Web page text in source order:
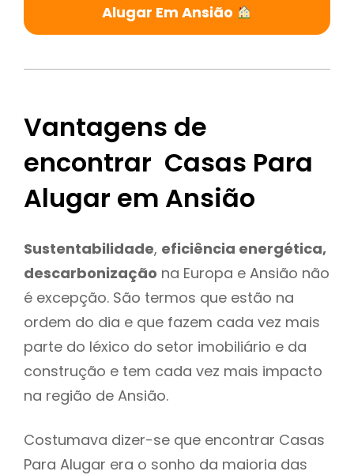
Alugar Em Ansião
Vantagens de
encontrar Casas Para
Alugar em Ansião
Sustentabilidade, eficiência energética,
descarbonização na Europa e Ansião não
é excepção. São termos que estão na
ordem do dia e que fazem cada vez mais
parte do léxico do setor imobiliário e da
construção e tem cada vez mais impacto
na região de Ansião.
Costumava dizer-se que encontrar Casas
Para Alugar era o sonho da maioria das